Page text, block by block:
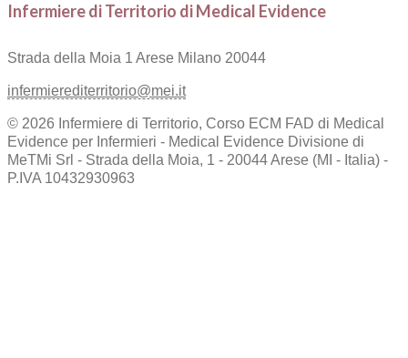
Infermiere di Territorio di Medical Evidence
Strada della Moia 1 Arese Milano 20044
infermierediterritorio@mei.it
© 2026 Infermiere di Territorio, Corso ECM FAD di Medical
Evidence per Infermieri - Medical Evidence Divisione di
MeTMi Srl - Strada della Moia, 1 - 20044 Arese (MI - Italia) -
P.IVA 10432930963